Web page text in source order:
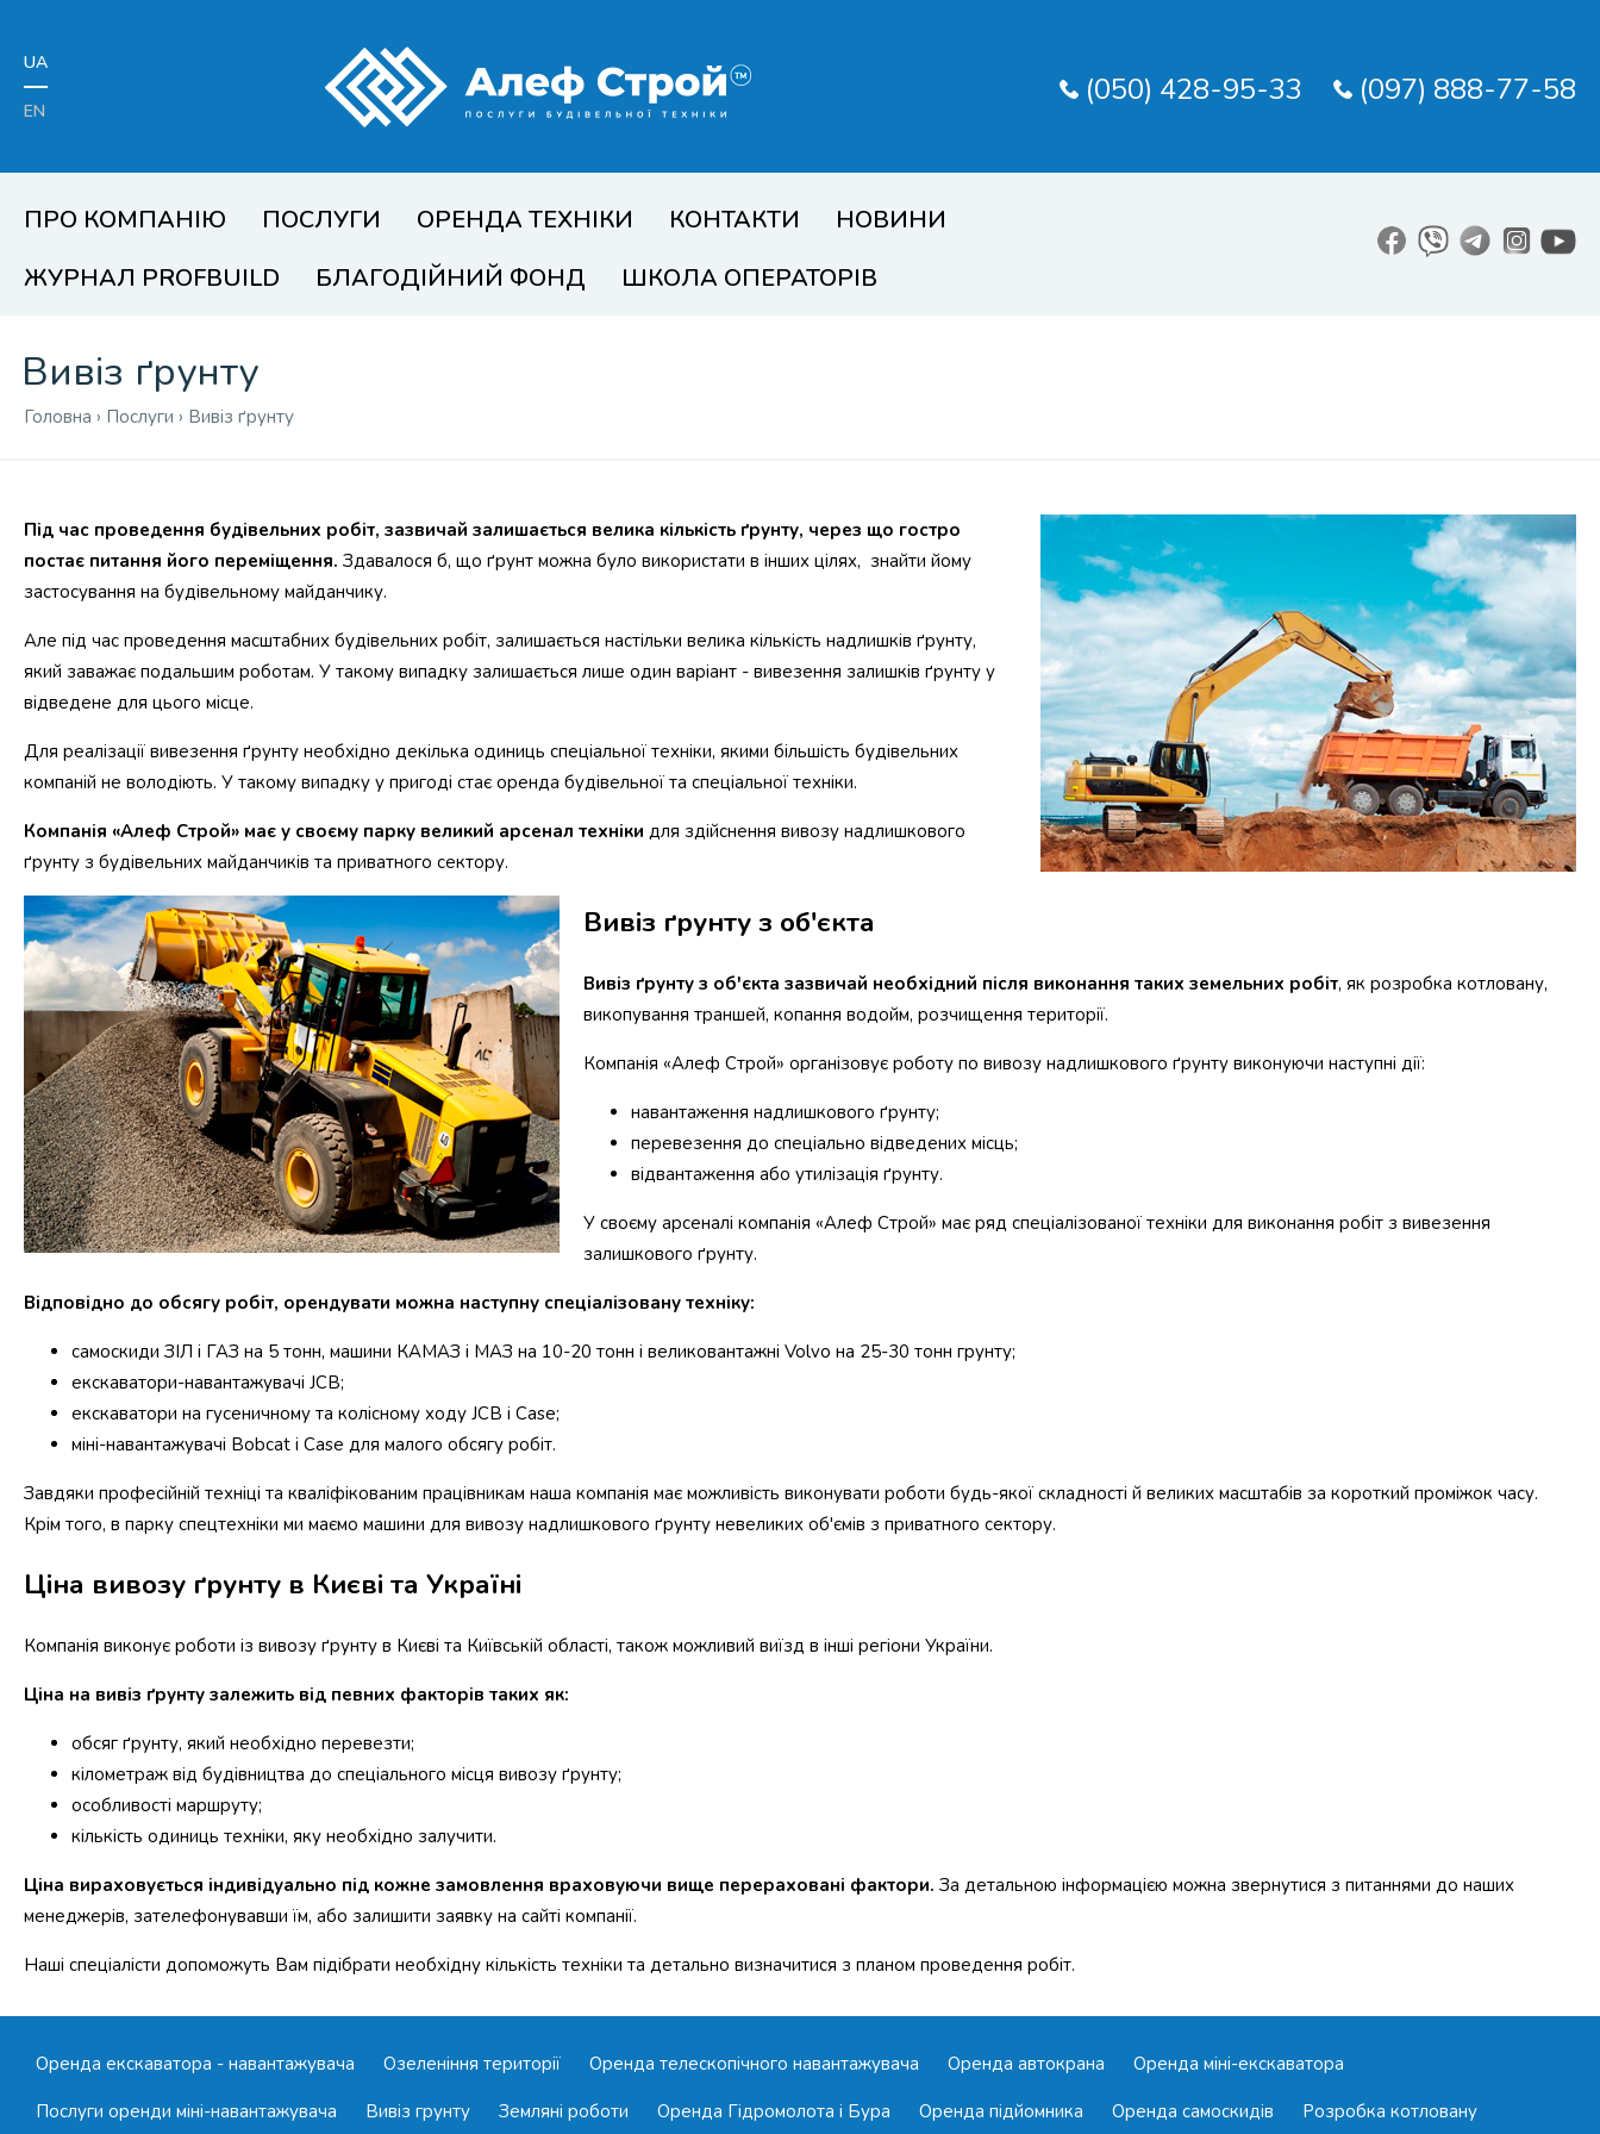
UA
EN
(050) 428-95-33 (097) 888-77-58
ПРО КОМПАНІЮ ПОСЛУГИ ОРЕНДА ТЕХНІКИ КОНТАКТИ
НОВИНИ
ЖУРНАЛ PROFBUILD
БЛАГОДІЙНИЙ ФОНД ШКОЛА ОПЕРАТОРІВ
Вивіз ґрунту
Головна › Послуги › Вивіз ґрунту
Під час проведення будівельних робіт, зазвичай залишається велика кількість ґрунту, через що гостро
постає питання його переміщення. Здавалося б, що ґрунт можна було використати в інших цілях, знайти йому
застосування на будівельному майданчику.
Але під час проведення масштабних будівельних робіт, залишається настільки велика кількість надлишків ґрунту,
який заважає подальшим роботам. У такому випадку залишається лише один варіант - вивезення залишків ґрунту у
відведене для цього місце.
Для реалізації вивезення ґрунту необхідно декілька одиниць спеціальної техніки, якими більшість будівельних
компаній не володіють. У такому випадку у пригоді стає оренда будівельної та спеціальної техніки.
Компанія «Алеф Строй» має у своєму парку великий арсенал техніки для здійснення вивозу надлишкового
ґрунту з будівельних майданчиків та приватного сектору.
Вивіз ґрунту з об'єкта
Вивіз ґрунту з об'єкта зазвичай необхідний після виконання таких земельних робіт, як розробка котловану,
викопування траншей, копання водойм, розчищення території.
Компанія «Алеф Строй» організовує роботу по вивозу надлишкового ґрунту виконуючи наступні дії:
навантаження надлишкового ґрунту;
перевезення до спеціально відведених місць;
відвантаження або утилізація ґрунту.
У своєму арсеналі компанія «Алеф Строй» має ряд спеціалізованої техніки для виконання робіт з вивезення
залишкового ґрунту.
Відповідно до обсягу робіт, орендувати можна наступну спеціалізовану техніку:
самоскиди ЗІЛ і ГАЗ на 5 тонн, машини КАМАЗ і МАЗ на 10-20 тонн і великовантажні Volvo на 25-30 тонн грунту;
екскаватори-навантажувачі JCB;
екскаватори на гусеничному та колісному ходу JCB і Case;
міні-навантажувачі Bobcat і Case для малого обсягу робіт.
Завдяки професійній техніці та кваліфікованим працівникам наша компанія має можливість виконувати роботи будь-якої складності й великих масштабів за короткий проміжок часу.
Крім того, в парку спецтехніки ми маємо машини для вивозу надлишкового ґрунту невеликих об'ємів з приватного сектору.
Ціна вивозу ґрунту в Києві та Україні
Компанія виконує роботи із вивозу ґрунту в Києві та Київській області, також можливий виїзд в інші регіони України.
Ціна на вивіз ґрунту залежить від певних факторів таких як:
обсяг ґрунту, який необхідно перевезти;
кілометраж від будівництва до спеціального місця вивозу ґрунту;
особливості маршруту;
кількість одиниць техніки, яку необхідно залучити.
Ціна вираховується індивідуально під кожне замовлення враховуючи вище перераховані фактори. За детальною інформацією можна звернутися з питаннями до наших
менеджерів, зателефонувавши їм, або залишити заявку на сайті компанії.
Наші спеціалісти допоможуть Вам підібрати необхідну кількість техніки та детально визначитися з планом проведення робіт.
Оренда екскаватора - навантажувача Озеленіння території Оренда телескопічного навантажувача Оренда автокрана
Оренда міні-екскаватора
Послуги оренди міні-навантажувача
Вивіз грунту Земляні роботи Оренда Гідромолота і Бура Оренда підйомника Оренда самоскидів Розробка котловану